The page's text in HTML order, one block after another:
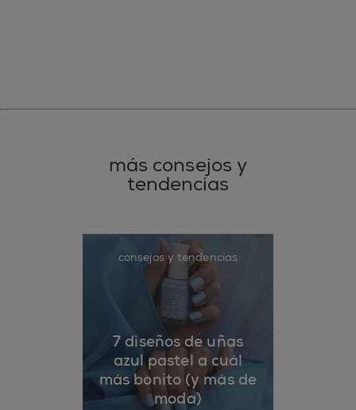
más consejos y
tendencias
consejos y tendencias
7 diseños de uñas
azul pastel a cuál
más bonito (y más de
moda)